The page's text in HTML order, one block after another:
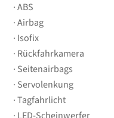
ABS
Airbag
Isofix
Rückfahrkamera
Seitenairbags
Servolenkung
Tagfahrlicht